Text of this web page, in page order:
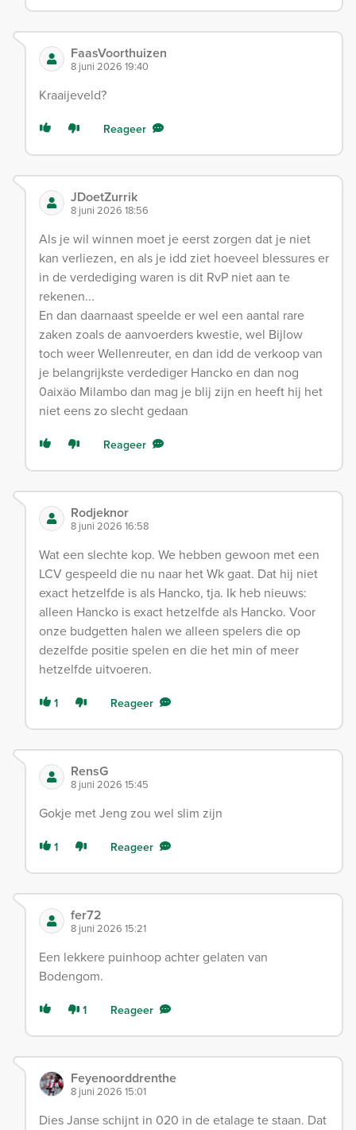
FaasVoorthuizen
8 juni 2026 19:40
Kraaijeveld?
Reageer
JDoetZurrik
8 juni 2026 18:56
Als je wil winnen moet je eerst zorgen dat je niet
kan verliezen, en als je idd ziet hoeveel blessures er
in de verdediging waren is dit RvP niet aan te
rekenen...
En dan daarnaast speelde er wel een aantal rare
zaken zoals de aanvoerders kwestie, wel Bijlow
toch weer Wellenreuter, en dan idd de verkoop van
je belangrijkste verdediger Hancko en dan nog
0aixäo Milambo dan mag je blij zijn en heeft hij het
niet eens zo slecht gedaan
Reageer
Rodjeknor
8 juni 2026 16:58
Wat een slechte kop. We hebben gewoon met een
LCV gespeeld die nu naar het Wk gaat. Dat hij niet
exact hetzelfde is als Hancko, tja. Ik heb nieuws:
alleen Hancko is exact hetzelfde als Hancko. Voor
onze budgetten halen we alleen spelers die op
dezelfde positie spelen en die het min of meer
hetzelfde uitvoeren.
1 Reageer
RensG
8 juni 2026 15:45
Gokje met Jeng zou wel slim zijn
1 Reageer
fer72
8 juni 2026 15:21
Een lekkere puinhoop achter gelaten van
Bodengom.
1 Reageer
Feyenoorddrenthe
8 juni 2026 15:01
Dies Janse schijnt in 020 in de etalage te staan. Dat